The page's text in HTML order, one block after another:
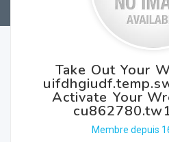
Take Out Your
Activate Your
Membre depuis